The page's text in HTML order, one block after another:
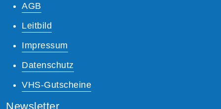
AGB
Leitbild
Impressum
Datenschutz
VHS-Gutscheine
Newsletter